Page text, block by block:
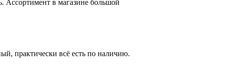
Ассортимент в магазине большой
практически всё есть по наличию.